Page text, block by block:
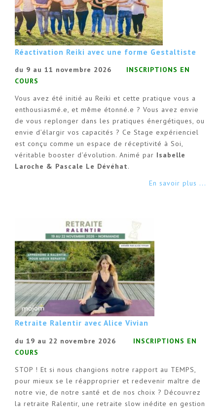
Réactivation Reiki avec une forme Gestaltiste
du 9 au 11 novembre 2026
INSCRIPTIONS EN
COURS
Vous avez été initié au Reiki et cette pratique vous a
enthousiasmé.e, et même étonné.e ? Vous avez envie
de vous replonger dans les pratiques énergétiques, ou
envie d’élargir vos capacités ? Ce Stage expérienciel
est conçu comme un espace de réceptivité à Soi,
véritable booster d’évolution. Animé par Isabelle
Laroche & Pascale Le Dévéhat.
En savoir plus ...
Retraite Ralentir avec Alice Vivian
du 19 au 22 novembre 2026
INSCRIPTIONS EN
COURS
STOP ! Et si nous changions notre rapport au TEMPS,
pour mieux se le réapproprier et redevenir maître de
notre vie, de notre santé et de nos choix ? Découvrez
la retraite Ralentir, une retraite slow inédite en gestion